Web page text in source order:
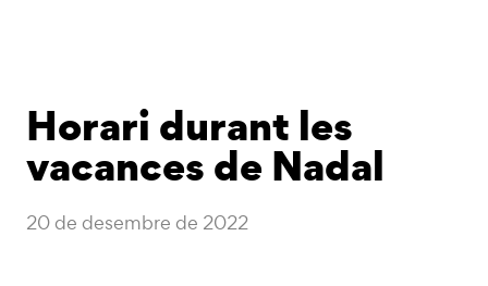
Horari durant les
vacances de Nadal
20 de desembre de 2022